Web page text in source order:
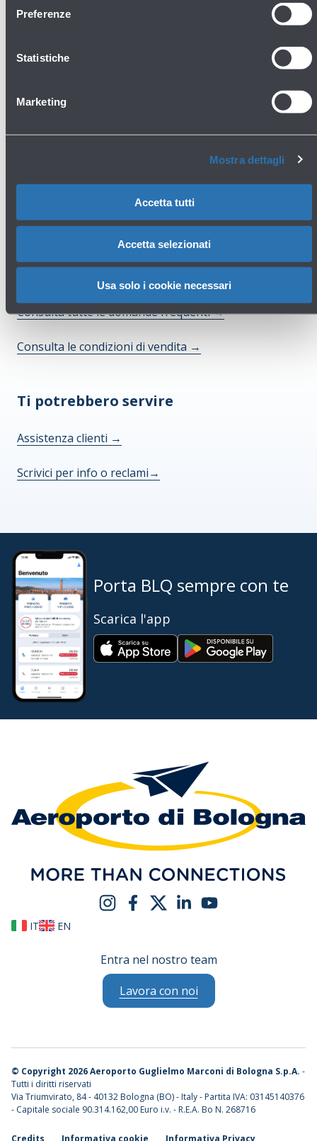
Preferenze
Statistiche
Marketing
Mostra dettagli
Accetta tutti
Accetta selezionati
Usa solo i cookie necessari
Fine Food & Wine - Gastronomia italiana
Consulta tutte le domande frequenti→
Consulta le condizioni di vendita →
Ti potrebbero servire
Assistenza clienti →
Scrivici per info o reclami→
Porta BLQ sempre con te
Scarica l'app
IT EN
Entra nel nostro team
Lavora con noi
© Copyright 2026 Aeroporto Guglielmo Marconi di Bologna S.p.A. -
Tutti i diritti riservati
Via Triumvirato, 84 - 40132 Bologna (BO) - Italy - Partita IVA: 03145140376
- Capitale sociale 90.314.162,00 Euro i.v. - R.E.A. Bo N. 268716
Credits Informativa cookie Informativa Privacy